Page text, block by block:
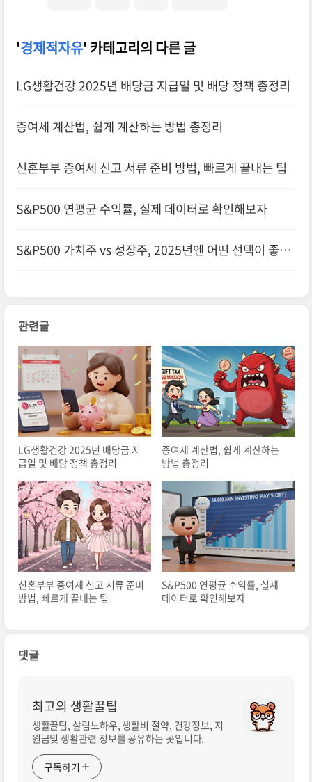
'경제적자유' 카테고리의 다른 글
LG생활건강 2025년 배당금 지급일 및 배당 정책 총정리
증여세 계산법, 쉽게 계산하는 방법 총정리
신혼부부 증여세 신고 서류 준비 방법, 빠르게 끝내는 팁
S&P500 연평균 수익률, 실제 데이터로 확인해보자
S&P500 가치주 vs 성장주, 2025년엔 어떤 선택이 좋을
관련글
LG생활건강 2025년 배당금 지
급일 및 배당 정책 총정리
증여세 계산법, 쉽게 계산하는
방법 총정리
신혼부부 증여세 신고 서류 준비
방법, 빠르게 끝내는 팁
S&P500 연평균 수익률, 실제
데이터로 확인해보자
댓글
최고의 생활꿀팁
생활꿀팁, 살림노하우, 생활비 절약, 건강정보, 지
원금및 생활관련 정보를 공유하는 곳입니다.
구독하기